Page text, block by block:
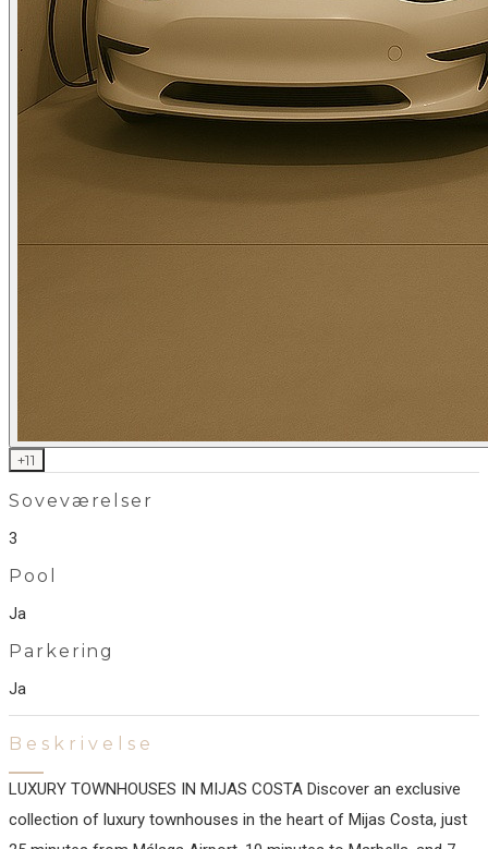
+11
Soveværelser
3
Pool
Ja
Parkering
Ja
Beskrivelse
LUXURY TOWNHOUSES IN MIJAS COSTA Discover an exclusive
collection of luxury townhouses in the heart of Mijas Costa, just